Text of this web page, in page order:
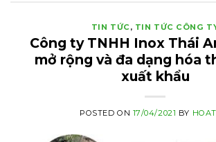
TIN TỨC, TIN TỨC CÔNG
Công ty TNHH Inox Thái
mở rộng và đa dạng hóa
xuất khẩu
POSTED ON 17/04/2021 BY